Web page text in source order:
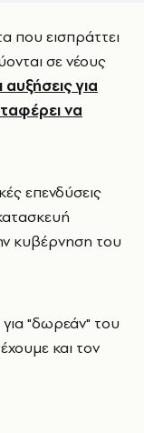
που εισπράττει
σε νέους
για
να
επενδύσεις
κυβέρνηση του
"δωρεάν" του
και τον